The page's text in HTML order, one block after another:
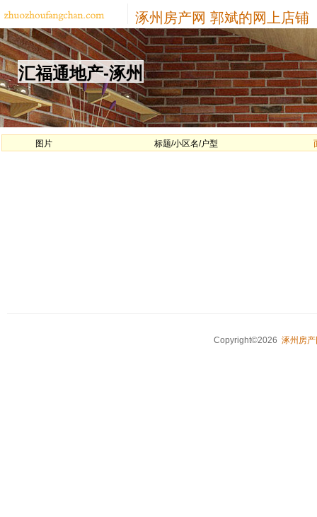
涿州房产网 郭斌的网上店铺
汇福通地产-涿州
图片 标题/小区名/户型
Copyright©2026 涿州房